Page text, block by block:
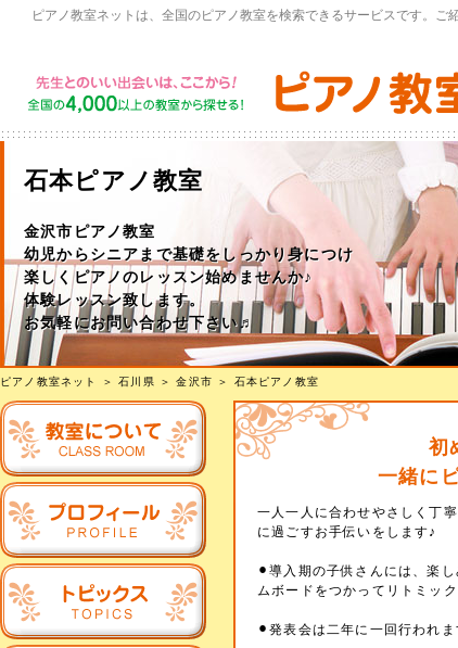
ピアノ教室ネットは、全国のピアノ教室を検索できるサービスです。ご
石本ピアノ教室
金沢市ピアノ教室
幼児からシニアまで基礎をしっかり身につけ
楽しくピアノのレッスン始めませんか♪
体験レッスン致します。
お気軽にお問い合わせ下さい♬
ピアノ教室ネット ＞石川県 ＞金沢市 ＞ 石本ピアノ教室
初
一緒に
一人一人に合わせやさしく丁
に過ごすお手伝いをします♪
⚫︎導入期の子供さんには、楽
ムボードをつかってリトミッ
⚫︎発表会は二年に一回行われま